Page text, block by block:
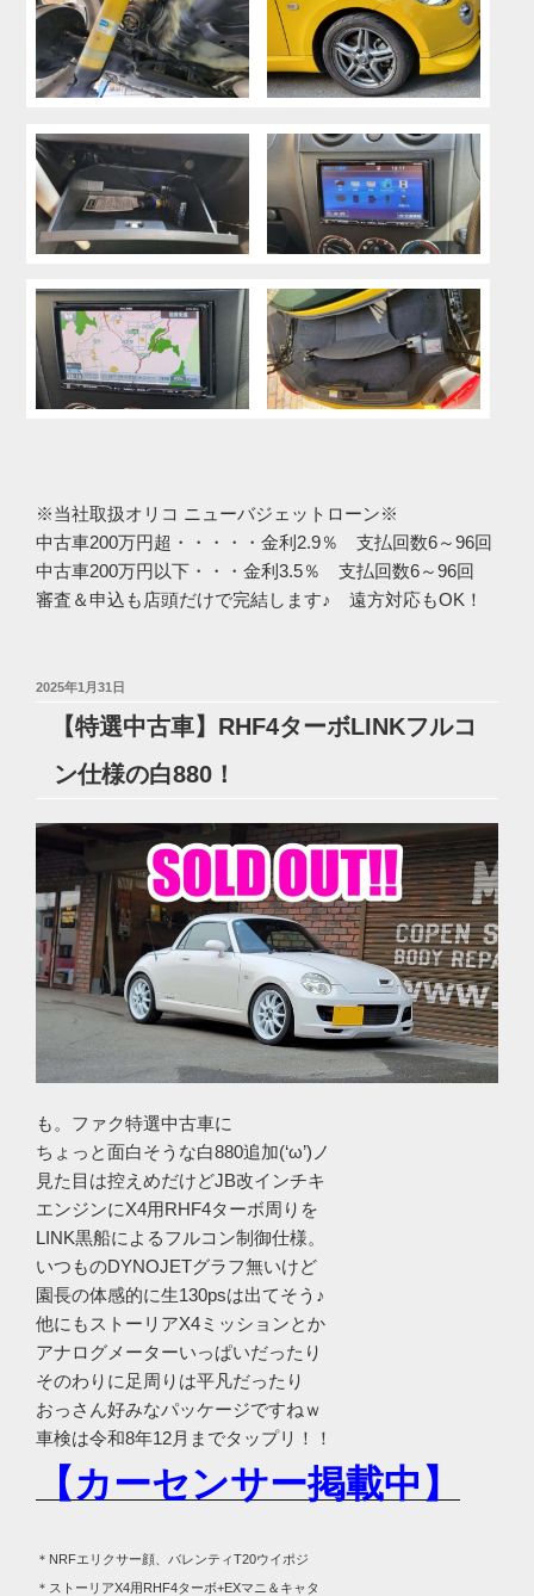
※当社取扱オリコ ニューバジェットローン※
中古車200万円超・・・・・金利2.9％ 支払回数6～96回
中古車200万円以下・・・金利3.5％ 支払回数6～96回
審査＆申込も店頭だけで完結します♪ 遠方対応もOK！
投
2025年1月31日
【特選中古車】RHF4ターボLINKフルコ
ン仕様の白880！
も。ファク特選中古車に
ちょっと面白そうな白880追加(‘ω’)ノ
見た目は控えめだけどJB改インチキ
エンジンにX4用RHF4ターボ周りを
LINK黒船によるフルコン制御仕様。
いつものDYNOJETグラフ無いけど
園長の体感的に生130psは出てそう♪
他にもストーリアX4ミッションとか
アナログメーターいっぱいだったり
そのわりに足周りは平凡だったり
おっさん好みなパッケージですねｗ
車検は令和8年12月までタップリ！！
【カーセンサー掲載中】
＊NRFエリクサー顔、バレンティT20ウイポジ
＊ストーリアX4用RHF4ターボ+EXマニ＆キャタ